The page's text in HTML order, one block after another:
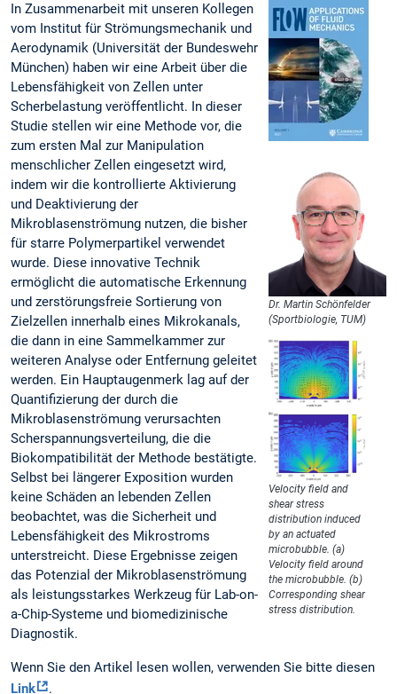
Dr. Martin Schönfelder
(Sportbiologie, TUM)
Velocity field and
shear stress
distribution induced
by an actuated
microbubble. (a)
Velocity field around
the microbubble. (b)
Corresponding shear
stress distribution.
In Zusammenarbeit mit unseren Kollegen
vom Institut für Strömungsmechanik und
Aerodynamik (Universität der Bundeswehr
München) haben wir eine Arbeit über die
Lebensfähigkeit von Zellen unter
Scherbelastung veröffentlicht. In dieser
Studie stellen wir eine Methode vor, die
zum ersten Mal zur Manipulation
menschlicher Zellen eingesetzt wird,
indem wir die kontrollierte Aktivierung
und Deaktivierung der
Mikroblasenströmung nutzen, die bisher
für starre Polymerpartikel verwendet
wurde. Diese innovative Technik
ermöglicht die automatische Erkennung
und zerstörungsfreie Sortierung von
Zielzellen innerhalb eines Mikrokanals,
die dann in eine Sammelkammer zur
weiteren Analyse oder Entfernung geleitet
werden. Ein Hauptaugenmerk lag auf der
Quantifizierung der durch die
Mikroblasenströmung verursachten
Scherspannungsverteilung, die die
Biokompatibilität der Methode bestätigte.
Selbst bei längerer Exposition wurden
keine Schäden an lebenden Zellen
beobachtet, was die Sicherheit und
Lebensfähigkeit des Mikrostroms
unterstreicht. Diese Ergebnisse zeigen
das Potenzial der Mikroblasenströmung
als leistungsstarkes Werkzeug für Lab-on-
a-Chip-Systeme und biomedizinische
Diagnostik.
Wenn Sie den Artikel lesen wollen, verwenden Sie bitte diesen
Link
.